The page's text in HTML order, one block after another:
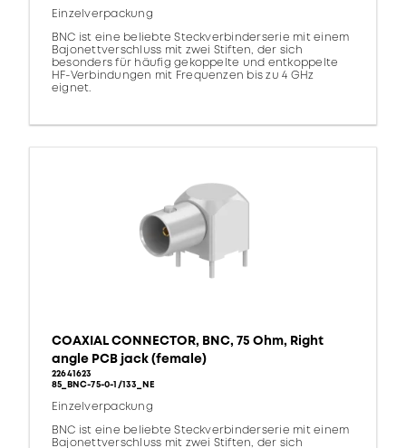
Einzelverpackung
BNC ist eine beliebte Steckverbinderserie mit einem
Bajonettverschluss mit zwei Stiften, der sich
besonders für häufig gekoppelte und entkoppelte
HF-Verbindungen mit Frequenzen bis zu 4 GHz
eignet.
COAXIAL CONNECTOR, BNC, 75 Ohm, Right
angle PCB jack (female)
22641623
85_BNC-75-0-1/133_NE
Einzelverpackung
BNC ist eine beliebte Steckverbinderserie mit einem
Bajonettverschluss mit zwei Stiften, der sich